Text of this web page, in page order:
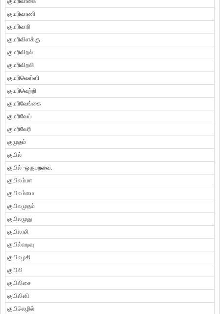
குமரிவாணி
குமரிவாரி
குமரிவிளக்கு
குமரிவிறல்
குமரிவிறலி
குமரிவெள்ளி
குமரிவெற்றி
குமரிவேங்கை
குமரிவேய்
குமரிவேரி
குமுதம்
குயில்
குயில் -ஒருபறவை.
குயிலம்மா
குயிலம்மை
குயிலமுதம்
குயிலமுது
குயிலரசி
குயில்வடிவு
குயிலழகி
குயிலி
குயிலிசை
குயிலினி
குயிலெழில்